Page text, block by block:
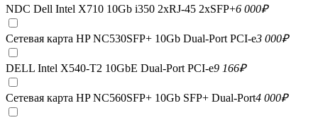
NDC Dell Intel X710 10Gb i350 2xRJ-45 2xSFP+6 000₽
Сетевая карта HP NC530SFP+ 10Gb Dual-Port PCI-e3 000₽
DELL Intel X540-T2 10GbE Dual-Port PCI-e9 166₽
Сетевая карта HP NC560SFP+ 10Gb SFP+ Dual-Port4 000₽